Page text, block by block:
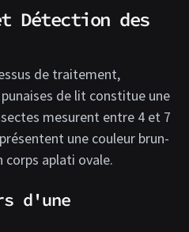
des
de traitement,
de lit constitue une
mesurent entre 4 et 7
une couleur brun-
aplati ovale.
d'une